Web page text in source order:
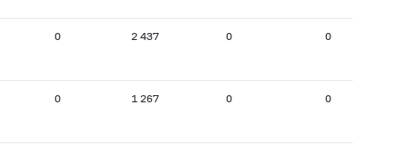
0 2 437 0 0
0 1 267 0 0